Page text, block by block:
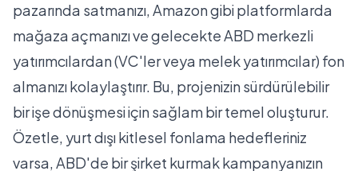
pazarında satmanızı, Amazon gibi platformlarda
mağaza açmanızı ve gelecekte ABD merkezli
yatırımcılardan (VC'ler veya melek yatırımcılar) fon
almanızı kolaylaştırır. Bu, projenizin sürdürülebilir
bir işe dönüşmesi için sağlam bir temel oluşturur.
Özetle, yurt dışı kitlesel fonlama hedefleriniz
varsa,ABD'de bir şirket kurmakkampanyanızın